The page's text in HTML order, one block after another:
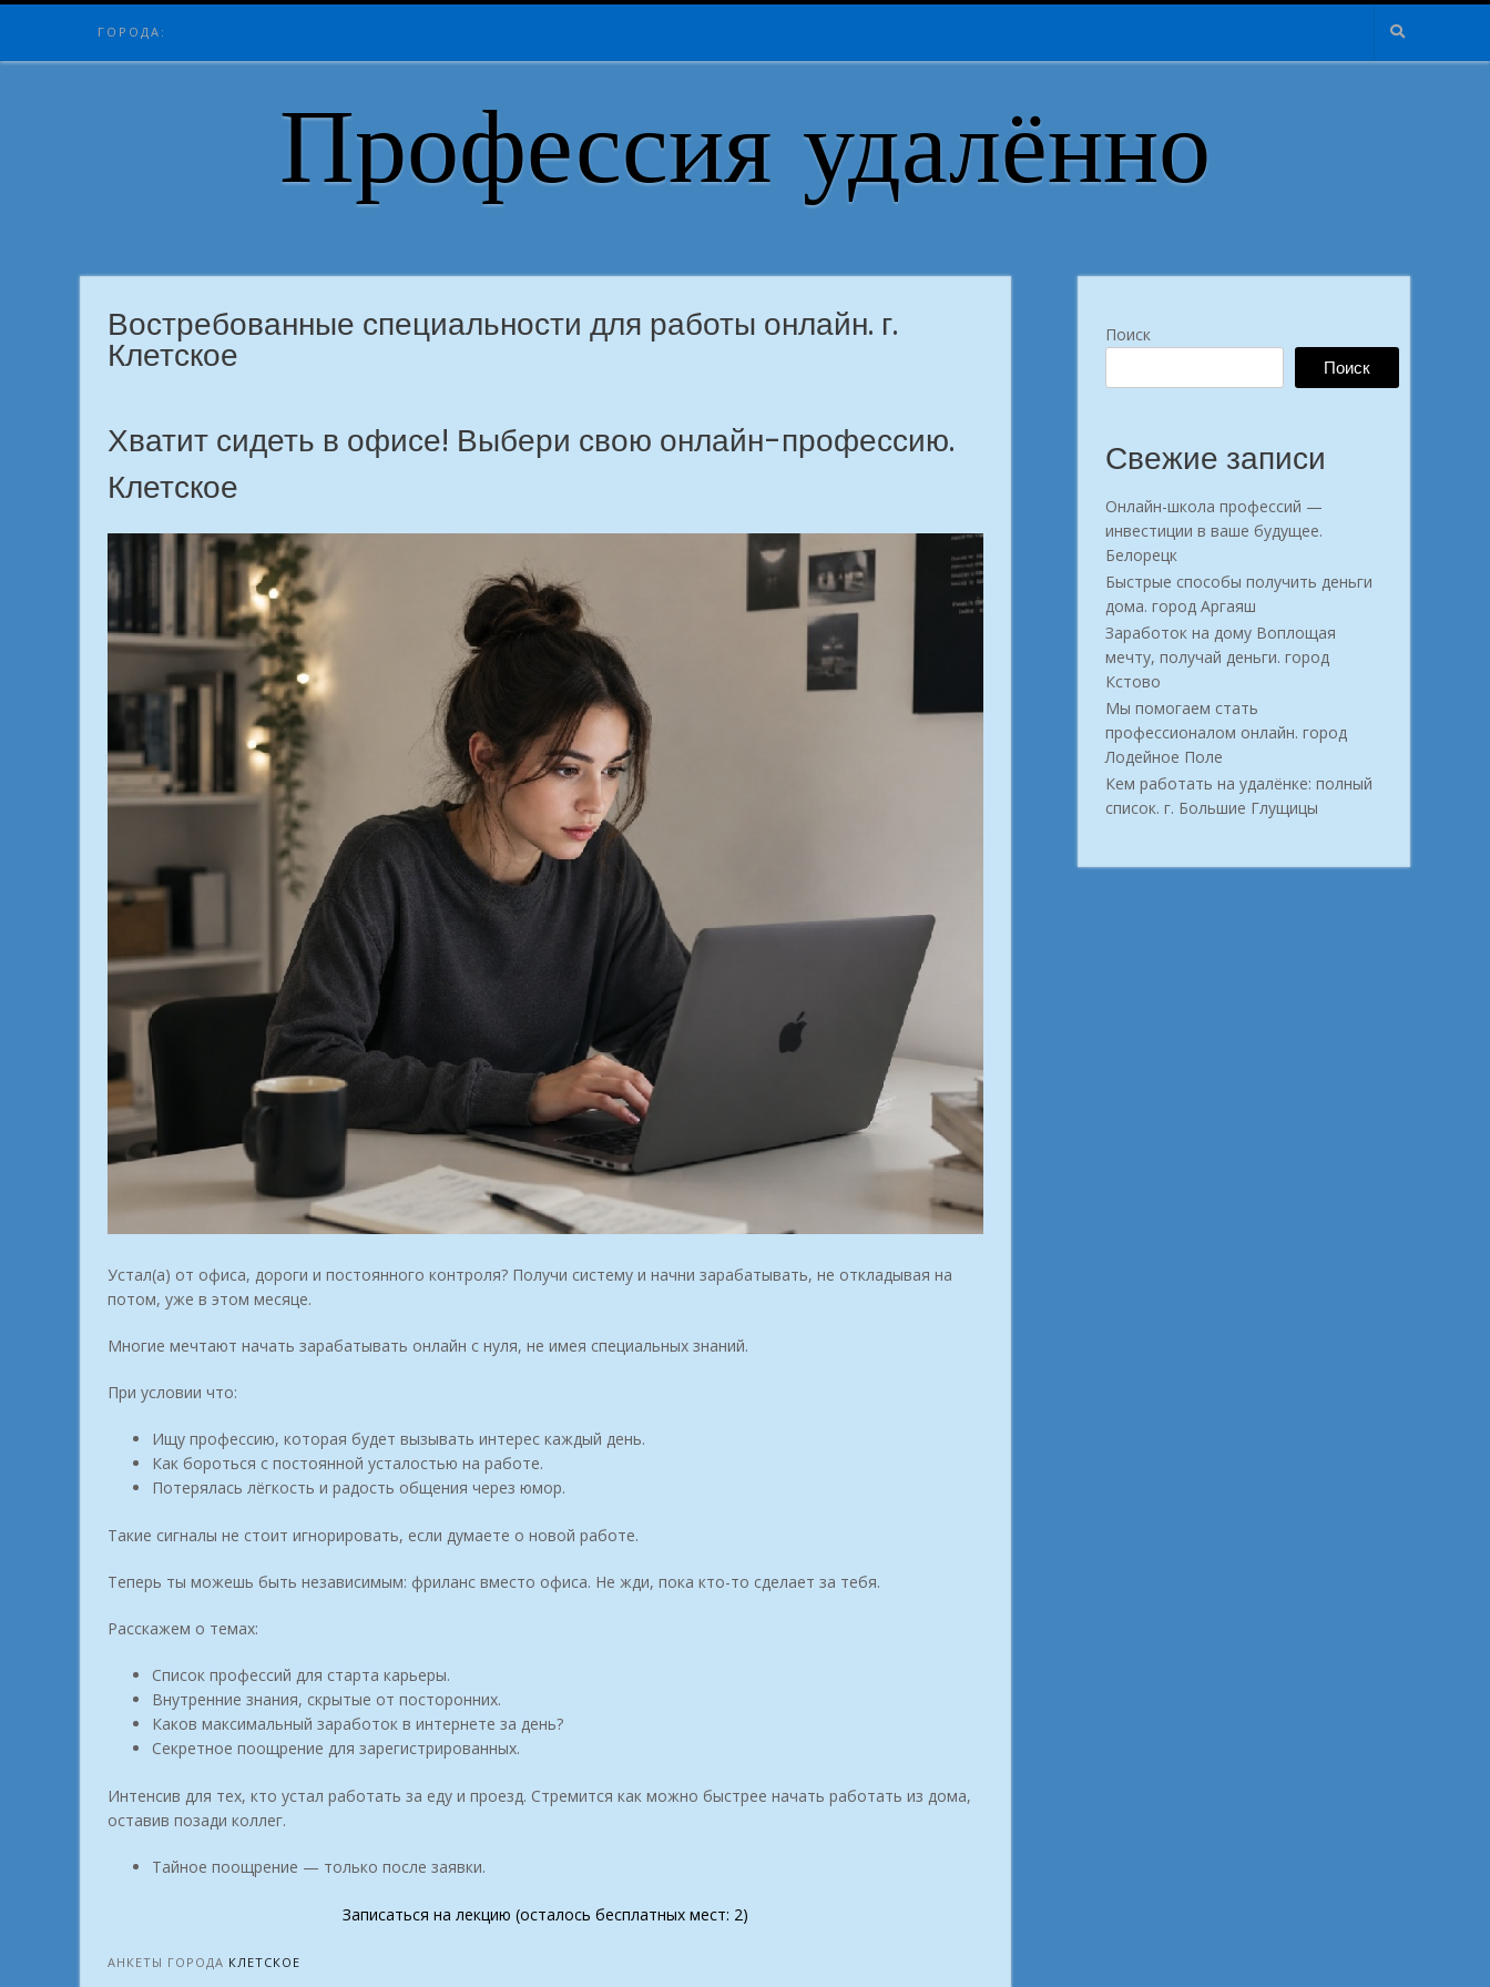
Skip
content
ГОРОДА:
Профессия удалённо
Востребованные специальности для работы онлайн. г.
Клетское
Хватит сидеть в офисе! Выбери свою онлайн-профессию.
Клетское
Устал(а) от офиса, дороги и постоянного контроля? Получи систему и начни зарабатывать, не откладывая на
потом, уже в этом месяце.
Многие мечтают начать зарабатывать онлайн с нуля, не имея специальных знаний.
При условии что:
Ищу профессию, которая будет вызывать интерес каждый день.
Как бороться с постоянной усталостью на работе.
Потерялась лёгкость и радость общения через юмор.
Такие сигналы не стоит игнорировать, если думаете о новой работе.
Теперь ты можешь быть независимым: фриланс вместо офиса. Не жди, пока кто-то сделает за тебя.
Расскажем о темах:
Список профессий для старта карьеры.
Внутренние знания, скрытые от посторонних.
Каков максимальный заработок в интернете за день?
Секретное поощрение для зарегистрированных.
Интенсив для тех, кто устал работать за еду и проезд. Стремится как можно быстрее начать работать из дома,
оставив позади коллег.
Тайное поощрение — только после заявки.
Записаться на лекцию (осталось бесплатных мест: 2)
АНКЕТЫ ГОРОДА КЛЕТСКОЕ
Поиск
Поиск
Свежие записи
Онлайн-школа профессий —
инвестиции в ваше будущее.
Белорецк
Быстрые способы получить деньги
дома. город Аргаяш
Заработок на дому Воплощая
мечту, получай деньги. город
Кстово
Мы помогаем стать
профессионалом онлайн. город
Лодейное Поле
Кем работать на удалёнке: полный
список. г. Большие Глущицы